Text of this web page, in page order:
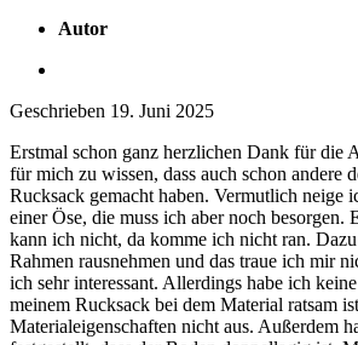
Autor
Geschrieben 19. Juni 2025
Erstmal schon ganz herzlichen Dank für die
für mich zu wissen, dass auch schon andere
Rucksack gemacht haben. Vermutlich neige
einer Öse, die muss ich aber noch besorgen.
kann ich nicht, da komme ich nicht ran.
Rahmen rausnehmen und das traue ich mir
ich sehr interessant. Allerdings habe ich
meinem Rucksack bei dem Material ratsam
Materialeigenschaften nicht aus. Außerdem